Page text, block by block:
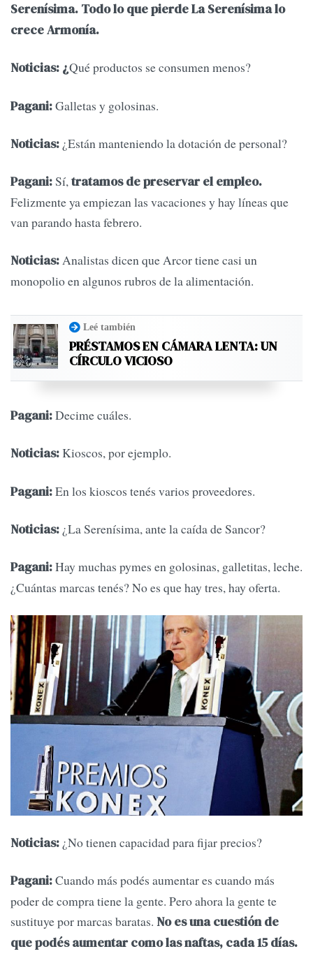
Serenísima. Todo lo que pierde La Serenísima lo
crece Armonía.
Noticias: ¿Qué productos se consumen menos?
Pagani:Galletas y golosinas.
Noticias: ¿Están manteniendo la dotación de personal?
Pagani:Sí,tratamos de preservar el empleo.
Felizmente ya empiezan las vacaciones y hay líneas que
van parando hasta febrero.
Noticias: Analistas dicen que Arcor tiene casi un
monopolio en algunos rubros de la alimentación.
Leé también
PRÉSTAMOS EN CÁMARA LENTA: UN
CÍRCULO VICIOSO
Pagani:Decime cuáles.
Noticias:Kioscos, por ejemplo.
Pagani:En los kioscos tenés varios proveedores.
Noticias: ¿La Serenísima, ante la caída de Sancor?
Pagani:Hay muchas pymes en golosinas, galletitas, leche.
¿Cuántas marcas tenés? No es que hay tres, hay oferta.
Noticias: ¿No tienen capacidad para fijar precios?
Pagani:Cuando más podés aumentar es cuando más
poder de compra tiene la gente. Pero ahora la gente te
sustituye por marcas baratas. No es una cuestión de
que podés aumentar como las naftas, cada 15 días.